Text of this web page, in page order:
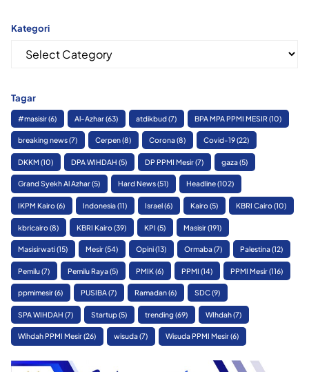
Kategori
Kategori
Tagar
#masisir(6) Al-Azhar(63) atdikbud(7) BPA MPA PPMI MESIR(10)
breaking news(7) Cerpen(8) Corona(8) Covid-19(22)
DKKM (10) DPA WIHDAH (5) DP PPMI Mesir(7) gaza(5)
Grand Syekh Al Azhar(5) Hard News(51) Headline(102)
IKPM Kairo(6) Indonesia(11) Israel(6) Kairo(5) KBRI Cairo(10)
kbricairo(8) KBRI Kairo(39) KPI (5) Masisir(191)
Masisirwati(15) Mesir(54) Opini(13) Ormaba(7) Palestina(12)
Pemilu(7) Pemilu Raya(5) PMIK(6) PPMI (14) PPMI Mesir(116)
ppmimesir(6) PUSIBA(7) Ramadan(6) SDC(9)
SPA WIHDAH (7) Startup(5) trending (69) WIhdah(7)
Wihdah PPMI Mesir(26) wisuda(7) Wisuda PPMI Mesir(6)